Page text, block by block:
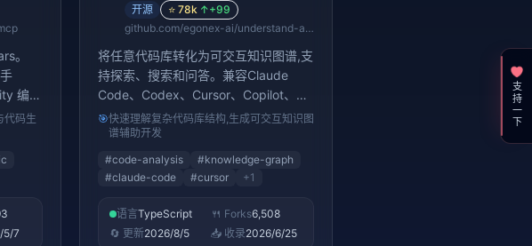
。
编辑
代码生
5/7
开源 ⭐ 78k ↑+99
github.com/egonex-ai/understand-anything
将任意代码库转化为可交互知识图谱,支
持探索、搜索和问答。兼容Claude
Code、Codex、Cursor、Copilot、
Gemini CLI等主流AI编程工具。
🎯快速理解复杂代码库结构,生成可交互知识图
谱辅助开发
#code-analysis #knowledge-graph
#claude-code #cursor +1
语言TypeScript 🍴 Forks6,508
🔄 更新2026/8/5 📥 收录2026/6/25
支持一下